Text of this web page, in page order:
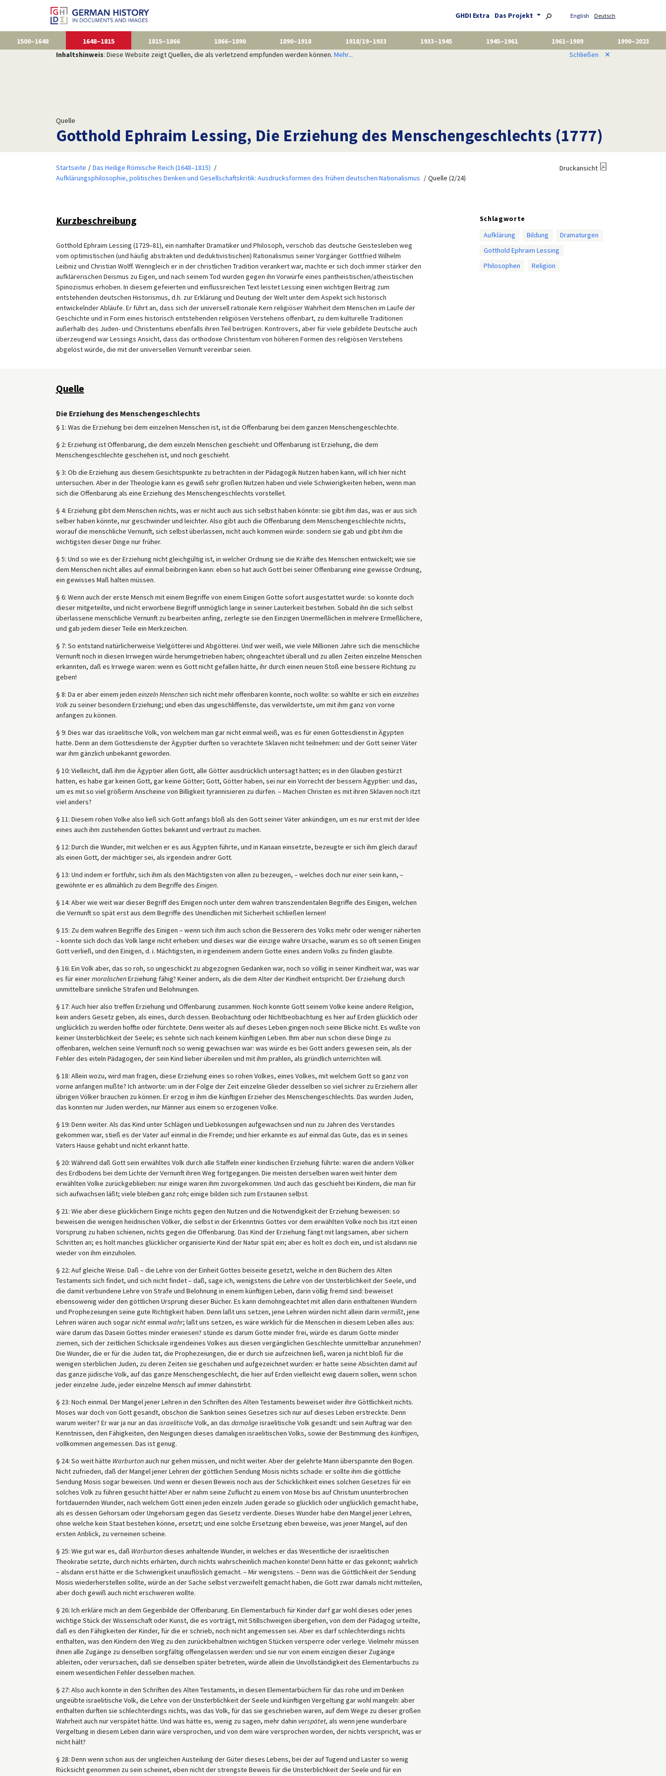
GHDI Extra Das Projekt English Deutsch
1500–1648 1648–1815 1815–1866 1866–1890 1890–1918 1918/19–1933 1933–1945 1945–1961 1961–1989
1990–2023
Inhaltshinweis: Diese Website zeigt Quellen, die als verletzend empfunden werden können. Mehr... Schließen ✕
Quelle
Gotthold Ephraim Lessing, Die Erziehung des Menschengeschlechts (1777)
Startseite
Das Heilige Römische Reich (1648–1815)
Aufklärungsphilosophie, politisches Denken und Gesellschaftskritik: Ausdrucksformen des frühen deutschen Nationalismus
Quelle (2/24)
Druckansicht
Kurzbeschreibung
Gotthold Ephraim Lessing (1729–81), ein namhafter Dramatiker und Philosoph, verschob das deutsche Geistesleben weg
vom optimistischen (und häufig abstrakten und deduktivistischen) Rationalismus seiner Vorgänger Gottfried Wilhelm
Leibniz und Christian Wolff. Wenngleich er in der christlichen Tradition verankert war, machte er sich doch immer stärker den
aufklärerischen Deismus zu Eigen, und nach seinem Tod wurden gegen ihn Vorwürfe eines pantheistischen/atheistischen
Spinozismus erhoben. In diesem gefeierten und einflussreichen Text leistet Lessing einen wichtigen Beitrag zum
entstehenden deutschen Historismus, d.h. zur Erklärung und Deutung der Welt unter dem Aspekt sich historisch
entwickelnder Abläufe. Er führt an, dass sich der universell rationale Kern religiöser Wahrheit dem Menschen im Laufe der
Geschichte und in Form eines historisch entstehenden religiösen Verstehens offenbart, zu dem kulturelle Traditionen
außerhalb des Juden- und Christentums ebenfalls ihren Teil beitrügen. Kontrovers, aber für viele gebildete Deutsche auch
überzeugend war Lessings Ansicht, dass das orthodoxe Christentum von höheren Formen des religiösen Verstehens
abgelöst würde, die mit der universellen Vernunft vereinbar seien.
Schlagworte
Aufklärung
Bildung
Dramaturgen
Gotthold Ephraim Lessing
Philosophen
Religion
Quelle
Die Erziehung des Menschengeschlechts
§ 1: Was die Erziehung bei dem einzelnen Menschen ist, ist die Offenbarung bei dem ganzen Menschengeschlechte.
§ 2: Erziehung ist Offenbarung, die dem einzeln Menschen geschieht: und Offenbarung ist Erziehung, die dem
Menschengeschlechte geschehen ist, und noch geschieht.
§ 3: Ob die Erziehung aus diesem Gesichtspunkte zu betrachten in der Pädagogik Nutzen haben kann, will ich hier nicht
untersuchen. Aber in der Theologie kann es gewiß sehr großen Nutzen haben und viele Schwierigkeiten heben, wenn man
sich die Offenbarung als eine Erziehung des Menschengeschlechts vorstellet.
§ 4: Erziehung gibt dem Menschen nichts, was er nicht auch aus sich selbst haben könnte: sie gibt ihm das, was er aus sich
selber haben könnte, nur geschwinder und leichter. Also gibt auch die Offenbarung dem Menschengeschlechte nichts,
worauf die menschliche Vernunft, sich selbst überlassen, nicht auch kommen würde: sondern sie gab und gibt ihm die
wichtigsten dieser Dinge nur früher.
§ 5: Und so wie es der Erziehung nicht gleichgültig ist, in welcher Ordnung sie die Kräfte des Menschen entwickelt; wie sie
dem Menschen nicht alles auf einmal beibringen kann: eben so hat auch Gott bei seiner Offenbarung eine gewisse Ordnung,
ein gewisses Maß halten müssen.
§ 6: Wenn auch der erste Mensch mit einem Begriffe von einem Einigen Gotte sofort ausgestattet wurde: so konnte doch
dieser mitgeteilte, und nicht erworbene Begriff unmöglich lange in seiner Lauterkeit bestehen. Sobald ihn die sich selbst
überlassene menschliche Vernunft zu bearbeiten anfing, zerlegte sie den Einzigen Unermeßlichen in mehrere Ermeßlichere,
und gab jedem dieser Teile ein Merkzeichen.
§ 7: So entstand natürlicherweise Vielgötterei und Abgötterei. Und wer weiß, wie viele Millionen Jahre sich die menschliche
Vernunft noch in diesen Irrwegen würde herumgetrieben haben; ohngeachtet überall und zu allen Zeiten einzelne Menschen
erkannten, daß es Irrwege waren: wenn es Gott nicht gefallen hätte, ihr durch einen neuen Stoß eine bessere Richtung zu
geben!
§ 8: Da er aber einem jeden einzeln Menschensich nicht mehr offenbaren konnte, noch wollte: so wählte er sich ein einzelnes
Volkzu seiner besondern Erziehung; und eben das ungeschliffenste, das verwildertste, um mit ihm ganz von vorne
anfangen zu können.
§ 9: Dies war das israelitische Volk, von welchem man gar nicht einmal weiß, was es für einen Gottesdienst in Ägypten
hatte. Denn an dem Gottesdienste der Ägyptier durften so verachtete Sklaven nicht teilnehmen: und der Gott seiner Väter
war ihm gänzlich unbekannt geworden.
§ 10: Vielleicht, daß ihm die Ägyptier allen Gott, alle Götter ausdrücklich untersagt hatten; es in den Glauben gestürzt
hatten, es habe gar keinen Gott, gar keine Götter; Gott, Götter haben, sei nur ein Vorrecht der bessern Ägyptier: und das,
um es mit so viel größerm Anscheine von Billigkeit tyrannisieren zu dürfen. – Machen Christen es mit ihren Sklaven noch itzt
viel anders?
§ 11: Diesem rohen Volke also ließ sich Gott anfangs bloß als den Gott seiner Väter ankündigen, um es nur erst mit der Idee
eines auch ihm zustehenden Gottes bekannt und vertraut zu machen.
§ 12: Durch die Wunder, mit welchen er es aus Ägypten führte, und in Kanaan einsetzte, bezeugte er sich ihm gleich darauf
als einen Gott, der mächtiger sei, als irgendein andrer Gott.
§ 13: Und indem er fortfuhr, sich ihm als den Mächtigsten von allen zu bezeugen, – welches doch nureinersein kann, –
gewöhnte er es allmählich zu dem Begriffe des Einigen.
§ 14: Aber wie weit war dieser Begriff des Einigen noch unter dem wahren transzendentalen Begriffe des Einigen, welchen
die Vernunft so spät erst aus dem Begriffe des Unendlichen mit Sicherheit schließen lernen!
§ 15: Zu dem wahren Begriffe des Einigen – wenn sich ihm auch schon die Besserern des Volks mehr oder weniger näherten
– konnte sich doch das Volk lange nicht erheben: und dieses war die einzige wahre Ursache, warum es so oft seinen Einigen
Gott verließ, und den Einigen, d. i. Mächtigsten, in irgendeinem andern Gotte eines andern Volks zu finden glaubte.
§ 16: Ein Volk aber, das so roh, so ungeschickt zu abgezognen Gedanken war, noch so völlig in seiner Kindheit war, was war
es für einermoralischenErziehung fähig? Keiner andern, als die dem Alter der Kindheit entspricht. Der Erziehung durch
unmittelbare sinnliche Strafen und Belohnungen.
§ 17: Auch hier also treffen Erziehung und Offenbarung zusammen. Noch konnte Gott seinem Volke keine andere Religion,
kein anders Gesetz geben, als eines, durch dessen. Beobachtung oder Nichtbeobachtung es hier auf Erden glücklich oder
unglücklich zu werden hoffte oder fürchtete. Denn weiter als auf dieses Leben gingen noch seine Blicke nicht. Es wußte von
keiner Unsterblichkeit der Seele; es sehnte sich nach keinem künftigen Leben. Ihm aber nun schon diese Dinge zu
offenbaren, welchen seine Vernunft noch so wenig gewachsen war: was würde es bei Gott anders gewesen sein, als der
Fehler des eiteln Pädagogen, der sein Kind lieber übereilen und mit ihm prahlen, als gründlich unterrichten will.
§ 18: Allein wozu, wird man fragen, diese Erziehung eines so rohen Volkes, eines Volkes, mit welchem Gott so ganz von
vorne anfangen mußte? Ich antworte: um in der Folge der Zeit einzelne Glieder desselben so viel sichrer zu Erziehern aller
übrigen Völker brauchen zu können. Er erzog in ihm die künftigen Erzieher des Menschengeschlechts. Das wurden Juden,
das konnten nur Juden werden, nur Männer aus einem so erzogenen Volke.
§ 19: Denn weiter. Als das Kind unter Schlägen und Liebkosungen aufgewachsen und nun zu Jahren des Verstandes
gekommen war, stieß es der Vater auf einmal in die Fremde; und hier erkannte es auf einmal das Gute, das es in seines
Vaters Hause gehabt und nicht erkannt hatte.
§ 20: Während daß Gott sein erwähltes Volk durch alle Staffeln einer kindischen Erziehung führte: waren die andern Völker
des Erdbodens bei dem Lichte der Vernunft ihren Weg fortgegangen. Die meisten derselben waren weit hinter dem
erwählten Volke zurückgeblieben: nur einige waren ihm zuvorgekommen. Und auch das geschieht bei Kindern, die man für
sich aufwachsen läßt; viele bleiben ganz roh; einige bilden sich zum Erstaunen selbst.
§ 21: Wie aber diese glücklichern Einige nichts gegen den Nutzen und die Notwendigkeit der Erziehung beweisen: so
beweisen die wenigen heidnischen Völker, die selbst in der Erkenntnis Gottes vor dem erwählten Volke noch bis itzt einen
Vorsprung zu haben schienen, nichts gegen die Offenbarung. Das Kind der Erziehung fängt mit langsamen, aber sichern
Schritten an; es holt manches glücklicher organisierte Kind der Natur spät ein; aber es holt es doch ein, und ist alsdann nie
wieder von ihm einzuholen.
§ 22: Auf gleiche Weise. Daß – die Lehre von der Einheit Gottes beiseite gesetzt, welche in den Büchern des Alten
Testaments sich findet, und sich nicht findet – daß, sage ich, wenigstens die Lehre von der Unsterblichkeit der Seele, und
die damit verbundene Lehre von Strafe und Belohnung in einem künftigen Leben, darin völlig fremd sind: beweiset
ebensowenig wider den göttlichen Ursprung dieser Bücher. Es kann demohngeachtet mit allen darin enthaltenen Wundern
und Prophezeiungen seine gute Richtigkeit haben. Denn laßt uns setzen, jene Lehren würden nicht allein darin vermißt, jene
Lehren wären auch sogarnichteinmal wahr; laßt uns setzen, es wäre wirklich für die Menschen in diesem Leben alles aus:
wäre darum das Dasein Gottes minder erwiesen? stünde es darum Gotte minder frei, würde es darum Gotte minder
ziemen, sich der zeitlichen Schicksale irgendeines Volkes aus diesen vergänglichen Geschlechte unmittelbar anzunehmen?
Die Wunder, die er für die Juden tat, die Prophezeiungen, die er durch sie aufzeichnen ließ, waren ja nicht bloß für die
wenigen sterblichen Juden, zu deren Zeiten sie geschahen und aufgezeichnet wurden: er hatte seine Absichten damit auf
das ganze jüdische Volk, auf das ganze Menschengeschlecht, die hier auf Erden vielleicht ewig dauern sollen, wenn schon
jeder einzelne Jude, jeder einzelne Mensch auf immer dahinstirbt.
§ 23: Noch einmal. Der Mangel jener Lehren in den Schriften des Alten Testaments beweiset wider ihre Göttlichkeit nichts.
Moses war doch von Gott gesandt, obschon die Sanktion seines Gesetzes sich nur auf dieses Leben erstreckte. Denn
warum weiter? Er war ja nur an das israelitischeVolk, an das damaligeisraelitische Volk gesandt: und sein Auftrag war den
Kenntnissen, den Fähigkeiten, den Neigungen dieses damaligen israelitischen Volks, sowie der Bestimmung des künftigen,
vollkommen angemessen. Das ist genug.
§ 24: So weit hätte Warburtonauch nur gehen müssen, und nicht weiter. Aber der gelehrte Mann überspannte den Bogen.
Nicht zufrieden, daß der Mangel jener Lehren der göttlichen Sendung Mosis nichts schade: er sollte ihm die göttliche
Sendung Mosis sogar beweisen. Und wenn er diesen Beweis noch aus der Schicklichkeit eines solchen Gesetzes für ein
solches Volk zu führen gesucht hätte! Aber er nahm seine Zuflucht zu einem von Mose bis auf Christum ununterbrochen
fortdauernden Wunder, nach welchem Gott einen jeden einzeln Juden gerade so glücklich oder unglücklich gemacht habe,
als es dessen Gehorsam oder Ungehorsam gegen das Gesetz verdiente. Dieses Wunder habe den Mangel jener Lehren,
ohne welche kein Staat bestehen könne, ersetzt; und eine solche Ersetzung eben beweise, was jener Mangel, auf den
ersten Anblick, zu verneinen scheine.
§ 25: Wie gut war es, daß Warburtondieses anhaltende Wunder, in welches er das Wesentliche der israelitischen
Theokratie setzte, durch nichts erhärten, durch nichts wahrscheinlich machen konnte! Denn hätte er das gekonnt; wahrlich
– alsdann erst hätte er die Schwierigkeit unauflöslich gemacht. – Mir wenigstens. – Denn was die Göttlichkeit der Sendung
Mosis wiederherstellen sollte, würde an der Sache selbst verzweifelt gemacht haben, die Gott zwar damals nicht mitteilen,
aber doch gewiß auch nicht erschweren wollte.
§ 26: Ich erkläre mich an dem Gegenbilde der Offenbarung. Ein Elementarbuch für Kinder darf gar wohl dieses oder jenes
wichtige Stück der Wissenschaft oder Kunst, die es vorträgt, mit Stillschweigen übergehen, von dem der Pädagog urteilte,
daß es den Fähigkeiten der Kinder, für die er schrieb, noch nicht angemessen sei. Aber es darf schlechterdings nichts
enthalten, was den Kindern den Weg zu den zurückbehaltnen wichtigen Stücken versperre oder verlege. Vielmehr müssen
ihnen alle Zugänge zu denselben sorgfältig offengelassen werden: und sie nur von einem einzigen dieser Zugänge
ableiten, oder verursachen, daß sie denselben später betreten, würde allein die Unvollständigkeit des Elementarbuchs zu
einem wesentlichen Fehler desselben machen.
§ 27: Also auch konnte in den Schriften des Alten Testaments, in diesen Elementarbüchern für das rohe und im Denken
ungeübte israelitische Volk, die Lehre von der Unsterblichkeit der Seele und künftigen Vergeltung gar wohl mangeln: aber
enthalten durften sie schlechterdings nichts, was das Volk, für das sie geschrieben waren, auf dem Wege zu dieser großen
Wahrheit auch nur verspätet hätte. Und was hätte es, wenig zu sagen, mehr dahin verspätet, als wenn jene wunderbare
Vergeltung in diesem Leben darin wäre versprochen, und von dem wäre versprochen worden, der nichts verspricht, was er
nicht hält?
§ 28: Denn wenn schon aus der ungleichen Austeilung der Güter dieses Lebens, bei der auf Tugend und Laster so wenig
Rücksicht genommen zu sein scheinet, eben nicht der strengste Beweis für die Unsterblichkeit der Seele und für ein